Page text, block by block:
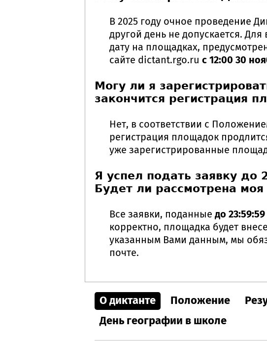
В 2025 году очное проведение
другой день не допускается.
дату на площадках,
сайте dictant.rgo.ru с 12:00 30
Могу ли я
закончится регистрация
Нет, в соответствии с
регистрация площадок
уже зарегистрированные
Я успел подать заявку до
Будет ли рассмотрена моя
Все заявки, поданные до
корректно, площадка будет
указанным Вами данным, мы
почте.
О диктанте Положение
День географии в школе